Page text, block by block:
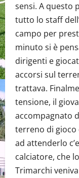
sensi. A questo
tutto lo staff
campo per
minuto si è
dirigenti e
accorsi sul
trattava.
tensione, il
accompagnato
terreno di gioco
ad attenderlo
calciatore, che
Trimarchi